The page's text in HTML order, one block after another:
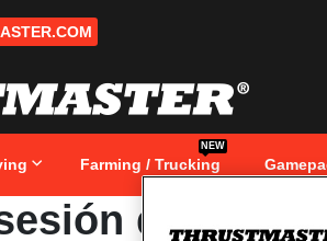
Farming / Trucking
NEW
de